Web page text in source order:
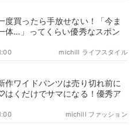
度買ったら手放せない！「今ま
体…」ってくらい優秀なスポン
michill ライフスタイル
作ワイドパンツは売り切れ前に
くだけでサマになる！優秀ア
michill ファッション